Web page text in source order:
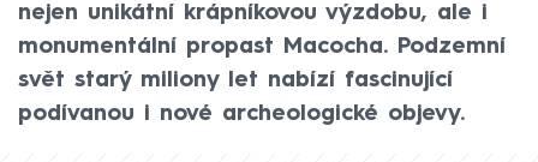
nejen unikátní krápníkovou výzdobu, ale i
monumentální propast Macocha. Podzemní
svět starý miliony let nabízí fascinující
podívanou i nové archeologické objevy.